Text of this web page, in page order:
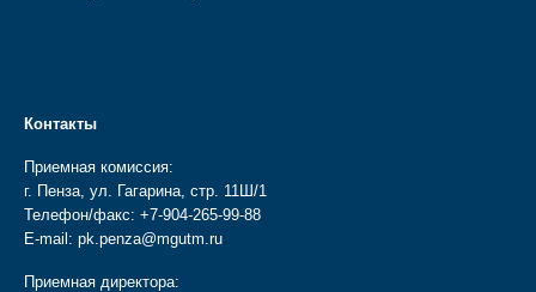
Контакты
Приемная комиссия:
г. Пенза, ул. Гагарина, стр. 11Ш/1
Телефон/факс: +7-904-265-99-88
E-mail: pk.penza@mgutm.ru
Приемная директора: